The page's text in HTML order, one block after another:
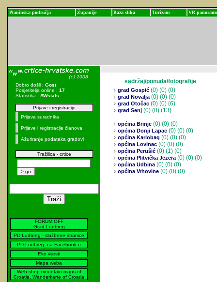
Planinska područja Županije Baza slika Turizam VR panorame
Dobro došli : Gost
Posjetitelja online : 17
Statistika : AWstats
Prijave i registracije
Prijava suradnika
Prijave i registracije članova
Ažuriranje podataka gradovi
Tražilica - crtice
FORUM OFF
Grad Ludbreg
PD Ludbreg - službene stranice
PD Ludbreg- na Facebook-u
Eko vijesti
Mapa weba
Web shop mountain maps of
Croatia, Wanderkarte of Croatia
sadržaj/ponuda/fotografije
grad Gospić (0) (0) (0)
grad Novalja(0) (0) (0)
grad Otočac (0) (0) (6)
grad Senj (0) (0) (13)
općina Brinje (0) (0) (0)
općina Donji Lapac (0) (0) (0)
općina Karlobag (0) (0) (0)
općina Lovinac (0) (0) (0)
općina Perušić (0) (1) (0)
općina Plitvička Jezera(0) (0) (0)
općina Udbina(0) (0) (0)
općina Vrhovine (0) (0) (0)